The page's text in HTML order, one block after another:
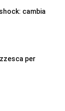
cambia
per